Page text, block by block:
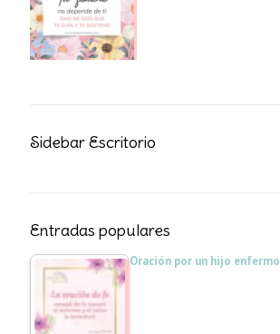
Sidebar Escritorio
Entradas populares
Oración por un hijo enfermo